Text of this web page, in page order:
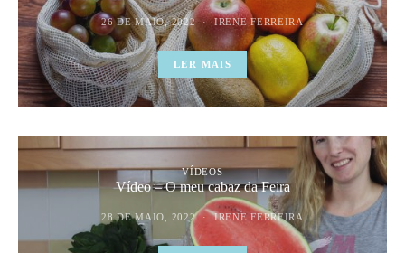
26 DE MAIO, 2022 IRENE FERREIRA
LER MAIS
VÍDEOS
Vídeo – O meu cabaz da Feira
28 DE MAIO, 2022 IRENE FERREIRA